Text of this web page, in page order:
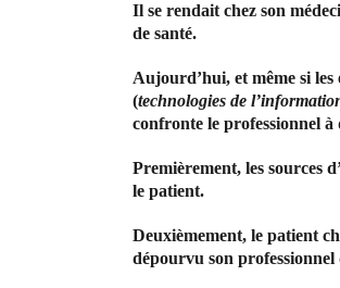
Il se rendait chez son
de santé.
Aujourd’hui, et même si
(technologies de
confronte le professionnel
Premièrement, les sources
le patient.
Deuxièmement, le patient
dépourvu son professionnel